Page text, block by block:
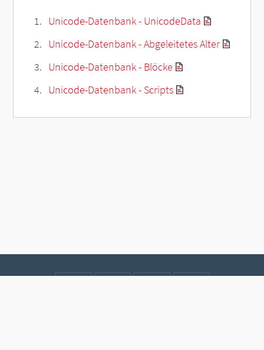
Unicode-Datenbank - UnicodeData
Unicode-Datenbank - Abgeleitetes Alter
Unicode-Datenbank - Blöcke
Unicode-Datenbank - Scripts